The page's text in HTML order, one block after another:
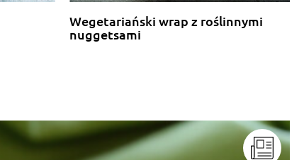
Wegetariański wrap z roślinnymi
nuggetsami